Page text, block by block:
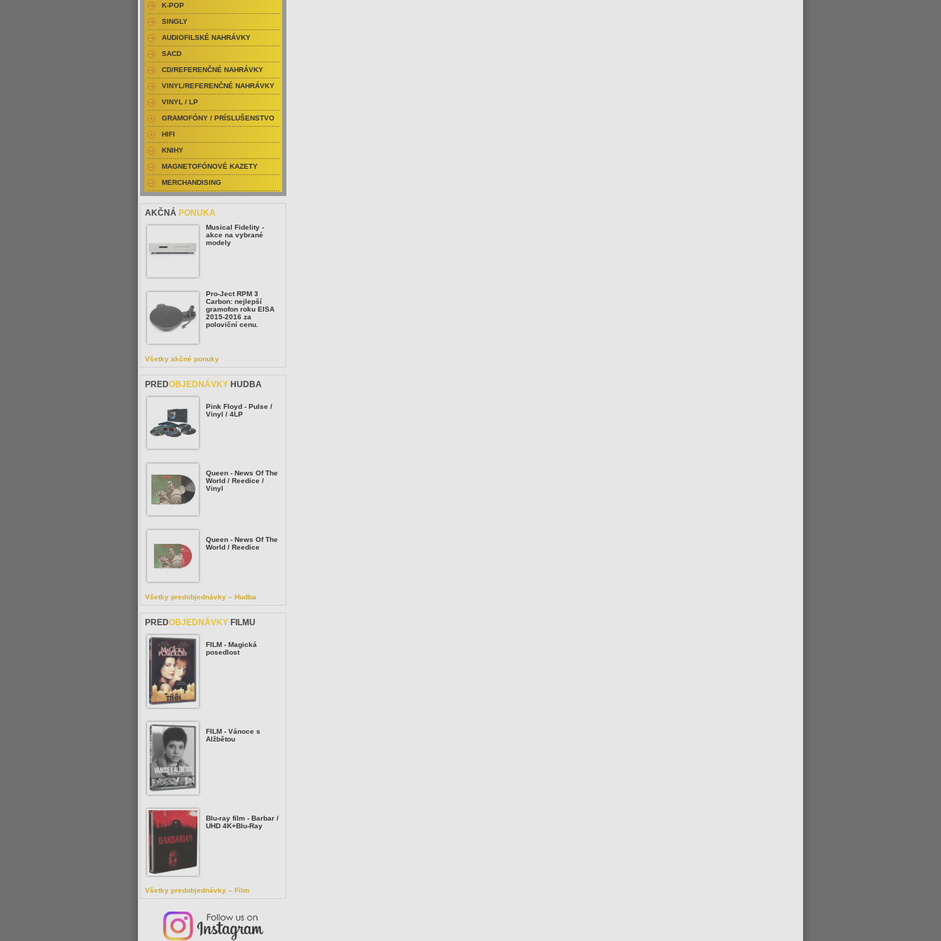
K-POP
SINGLY
AUDIOFILSKÉ NAHRÁVKY
SACD
CD/REFERENČNÉ NAHRÁVKY
VINYL/REFERENČNÉ NAHRÁVKY
VINYL / LP
GRAMOFÓNY / PRÍSLUŠENSTVO
HIFI
KNIHY
MAGNETOFÓNOVÉ KAZETY
MERCHANDISING
AKČNÁ PONUKA
Musical Fidelity -
akce na vybrané
modely
Pro-Ject RPM 3
Carbon: nejlepší
gramofon roku EISA
2015-2016 za
poloviční cenu.
Všetky akčné ponuky
PREDOBJEDNÁVKY HUDBA
Pink Floyd - Pulse /
Vinyl / 4LP
Queen - News Of The
World / Reedice /
Vinyl
Queen - News Of The
World / Reedice
Všetky predobjednávky – Hudba
PREDOBJEDNÁVKY FILMU
FILM - Magická
posedlost
FILM - Vánoce s
Alžbětou
Blu-ray film - Barbar /
UHD 4K+Blu-Ray
Všetky predobjednávky – Film